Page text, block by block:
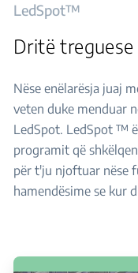
LedSpot™
Dritë
Nëse enëlarësja juaj
veten duke menduar
LedSpot. LedSpot ™
programit që
për t'ju njoftuar nëse
hamendësime se kur